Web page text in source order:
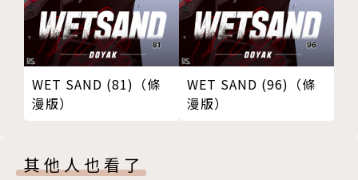
WET SAND (81)（條
漫版）
WET SAND (96)（條
漫版）
其他人也看了